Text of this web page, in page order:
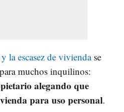
la escasez de viviendase
muchos inquilinos:
alegando que
para uso personal.